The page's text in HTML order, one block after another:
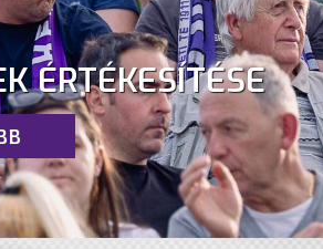
ÉRTÉKESÍTÉSE